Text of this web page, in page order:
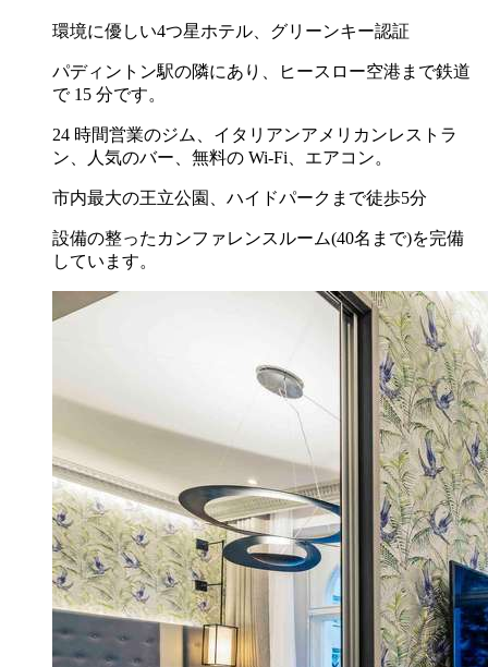
環境に優しい4つ星ホテル、グリーンキー認証
パディントン駅の隣にあり、ヒースロー空港まで鉄道
で 15 分です。
24 時間営業のジム、イタリアンアメリカンレストラ
ン、人気のバー、無料の Wi-Fi、エアコン。
市内最大の王立公園、ハイドパークまで徒歩5分
設備の整ったカンファレンスルーム(40名まで)を完備
しています。